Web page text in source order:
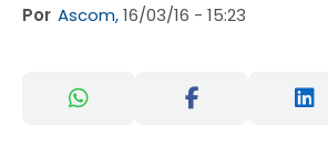
Por Ascom,16/03/16 - 15:23